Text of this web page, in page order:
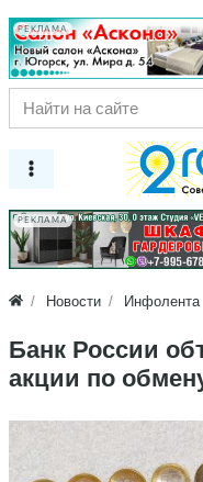
РЕКЛАМА
РЕКЛАМА
Новости Инфолента
Банк России
акции по